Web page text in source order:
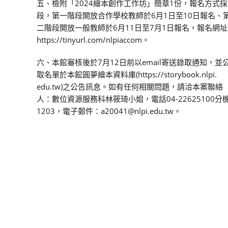
五、檢附「2024繪本創作工作坊」簡章1份，報名方式
段，第一階段開放合作學校教師於6月1日至10日報名、
二階段開放一般教師於6月11日至7月1日報名，報名網
https://tinyurl.com/nlpiaccom。
六、本館審核後於7月12日前以email寄送錄取通知，並
取名單於本館圓夢繪本資料庫(https://storybook.nlpi.
edu.tw)之公告訊息。如有任何相關問題，請洽本案聯絡
人：數位資源服務科林筱琦小姐，電話04-22625100分
1203，電子郵件：a20041@nlpi.edu.tw。